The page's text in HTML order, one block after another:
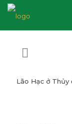
Lão Hạc ở Thủy